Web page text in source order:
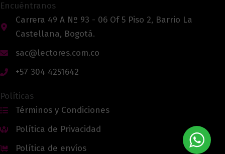
Encuéntranos
Carrera 49 A Nº 93 - 06 Of 5 Piso 2, Barrio La
Castellana, Bogotá.
sac@lectores.com.co
+57 304 4251642
Políticas
Términos y Condiciones
Política de Privacidad
Política de envíos